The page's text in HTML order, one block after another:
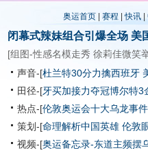
奥运首页| 赛程 |快讯|
闭幕式辣妹组合引爆全场 美
[组图-性感名模走秀 徐莉佳微笑
声音-[杜兰特30分力擒西班牙
田径-[牙买加接力夺冠博尔特3
热点-[伦敦奥运会十大乌龙事件
策划-[命理解析中国英雄 伦敦
视频-[奥运备忘录-东道主频摆